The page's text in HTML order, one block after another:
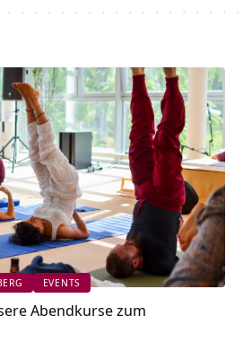
EVENTS
Abendkurse zum